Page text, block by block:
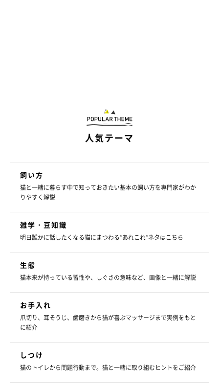
人気テーマ
飼い方
猫と一緒に暮らす中で知っておきたい基本の飼い方を専門家がわか
りやすく解説
雑学・豆知識
明日誰かに話したくなる猫にまつわる”あれこれ”ネタはこちら
生態
猫本来が持っている習性や、しぐさの意味など、画像と一緒に解説
お手入れ
爪切り、耳そうじ、歯磨きから猫が喜ぶマッサージまで実例をもと
に紹介
しつけ
猫のトイレから問題行動まで。猫と一緒に取り組むヒントをご紹介